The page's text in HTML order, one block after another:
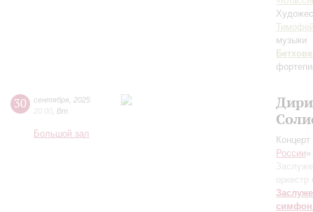
музыки
30 сентября 2025
20:00 Вт
Большой зал
России»